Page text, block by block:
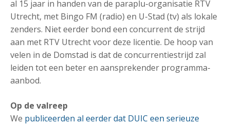
al 15 jaar in handen van de paraplu-organisatie RTV
Utrecht, met Bingo FM (radio) en U-Stad (tv) als lokale
zenders. Niet eerder bond een concurrent de strijd
aan met RTV Utrecht voor deze licentie. De hoop van
velen in de Domstad is dat de concurrentiestrijd zal
leiden tot een beter en aansprekender programma-
aanbod.
Op de valreep
We publiceerden al eerder dat DUIC een serieuze